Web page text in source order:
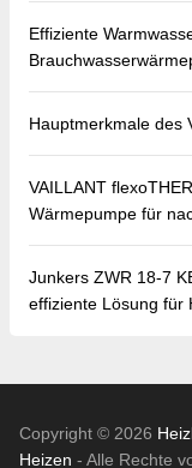
Effiziente
Hauptmerkmale des
VAILLANT
Wärmepumpe für
Junkers ZWR 18-7
effiziente Lösung für
Copyright © 2026
Heizen - Alle Rechte